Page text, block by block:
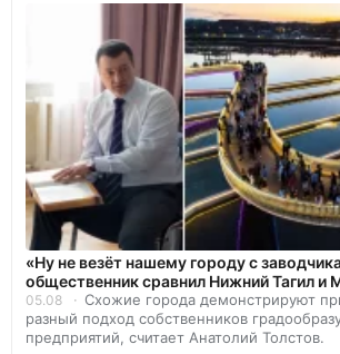
«Ну не везёт нашему городу с
общественник сравнил Нижний Тагил и
05.08
Схожие города демонстрируют
разный подход собственников
предприятий, считает Анатолий Толстов.